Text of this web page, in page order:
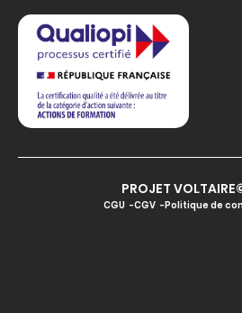
PROJET
CGU CGV Politique de